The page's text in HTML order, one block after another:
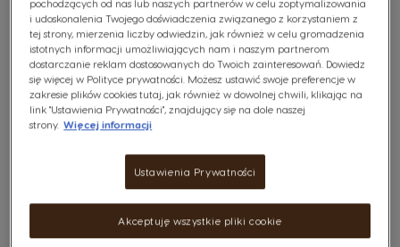
miłośników mocniejszych doznań. Zawiera starannie
wyselekcjonowane ziarna, które po wypaleniu
zapewniają głęboki i bogaty smak.​
19,99 Zł
Darmowa dostawa od 160zł
pochodzących od nas lub naszych partnerów w celu zoptymalizowania
i udoskonalenia Twojego doświadczenia związanego z korzystaniem z
tej strony, mierzenia liczby odwiedzin, jak również w celu gromadzenia
istotnych informacji umożliwiających nam i naszym partnerom
dostarczanie reklam dostosowanych do Twoich zainteresowań. Dowiedz
się więcej w Polityce prywatności. Możesz ustawić swoje preferencje w
zakresie plików cookies tutaj, jak również w dowolnej chwili, klikając na
link "Ustawienia Prywatności", znajdujący się na dole naszej
strony. Więcej informacji
Ustawienia Prywatności
Akceptuję wszystkie pliki cookie